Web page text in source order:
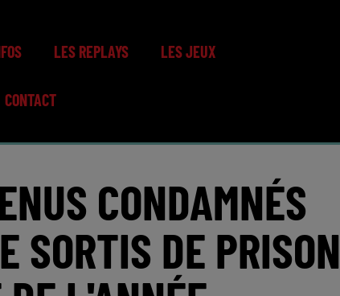
LES REPLAYS LES JEUX
CONTACT
CONDAMNÉS
SORTIS DE PRISON